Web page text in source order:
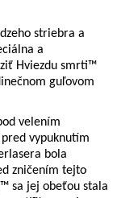
striebra a
a
Hviezdu smrti™
guľovom
velením
vypuknutím
bola
zničením tejto
sa jej obeťou stala